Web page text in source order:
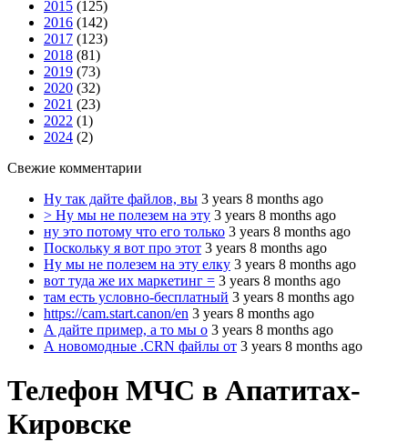
2015 (125)
2016 (142)
2017 (123)
2018 (81)
2019 (73)
2020 (32)
2021 (23)
2022 (1)
2024 (2)
Свежие комментарии
Ну так дайте файлов, вы 3 years 8 months ago
> Ну мы не полезем на эту 3 years 8 months ago
ну это потому что его только 3 years 8 months ago
Поскольку я вот про этот 3 years 8 months ago
Ну мы не полезем на эту елку 3 years 8 months ago
вот туда же их маркетинг = 3 years 8 months ago
там есть условно-бесплатный 3 years 8 months ago
https://cam.start.canon/en 3 years 8 months ago
А дайте пример, а то мы о 3 years 8 months ago
А новомодные .CRN файлы от 3 years 8 months ago
Телефон МЧС в Апатитах-
Кировске